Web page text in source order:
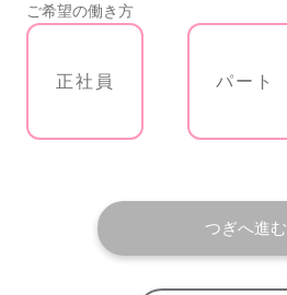
ご希望の働き方
正社員 パート
つぎへ進む